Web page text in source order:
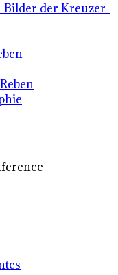
Bilder der Kreuzer-